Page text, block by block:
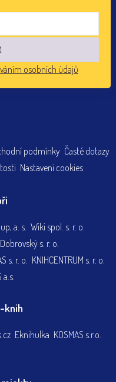
osobních údajů
podmínky Časté dotazy
Nastavení cookies
a. s. Wiki spol. s. r. o.
s. r. o.
s. r. o.
KNIHCENTRUM s. r. o.
a.s.
knih
Eknihulka KOSMAS s.r.o.